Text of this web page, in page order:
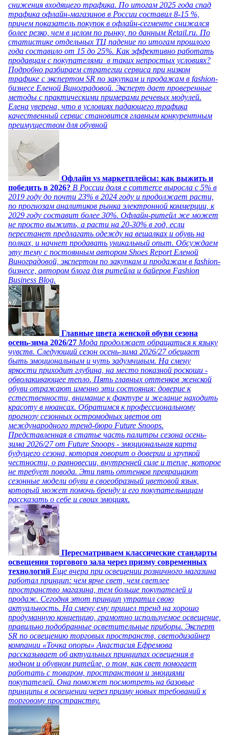
снижения входящего трафика. По итогам 2025 года спад
трафика офлайн-магазинов в России составил 8-15 %,
причем показатель покупок в офлайн-сегменте снижался
более резко, чем в целом по рынку, по данным Retail.ru. По
статистике отдельных ТЦ падение по итогам прошлого
года составило от 15 до 25%. Как эффективно работать
продавцам с покупателями в таких непростых условиях?
Подробно разбираем стратегии сервиса при низком
трафике с экспертом SR по закупкам и продажам в fashion-
бизнесе Еленой Виноградовой. Эксперт дает проверенные
методы с практическими примерами речевых модулей.
Елена уверена, что в условиях падающего трафика
качественный сервис становится главным конкурентным
преимуществом для обувной
Офлайн vs маркетплейсы: как выжить и
победить в 2026? В России доля e commerce выросла с 5% в
2019 году до почти 23% в 2024 году и продолжает расти,
по прогнозам аналитиков рынка электронной коммерции, к
2029 году составит более 30%. Офлайн-ритейл же может
не просто выжить, а расти на 20-30% в год, если
перестанет предлагать одежду на вешалках и обувь на
полках, и начнет продавать уникальный опыт. Обсуждаем
эту тему с постоянным автором Shoes Report Еленой
Виноградовой, экспертом по закупкам и продажам в fashion-
бизнесе, автором блога для ритейла и байеров Fashion
Business Blog.
Главные цвета женской обуви сезона
осень-зима 2026/27 Мода продолжает обращаться к языку
чувств. Следующий сезон осень-зима 2026/27 обещает
быть эмоциональным и чуть задумчивым. На смену
яркости приходит глубина, на место показной роскоши -
обволакивающее тепло. Пять главных оттенков женской
обуви отражают именно эти состояния: доверие к
естественности, внимание к фактуре и желание находить
красоту в нюансах. Обратимся к профессиональному
прогнозу сезонных остромодных цветов от
международного тренд-бюро Future Snoops.
Представленная в статье часть палитры сезона осень-
зима 2026/27 от Future Snoops - эмоциональная карта
будущего сезона, которая говорит о доверии и хрупкой
честности, о равновесии, внутренней силе и тепле, которое
не требует повода. Эти пять оттенков превращают
сезонные модели обуви в своеобразный цветовой язык,
который может помочь бренду и его покупательницам
рассказать о себе и своих эмоциях.
Пересматриваем классические стандарты
освещения торгового зала через призму современных
технологий Еще вчера при освещении розничного магазина
работал принцип: чем ярче свет, чем светлее
пространство магазина, тем больше покупателей и
продаж. Сегодня этот принцип утратил свою
актуальность. На смену ему пришел тренд на хорошо
продуманную концепцию, грамотно используемое освещение,
правильно подобранные осветительные приборы. Эксперт
SR по освещению торговых пространств, светодизайнер
компании «Точка опоры» Анастасия Ефремова
рассказывает об актуальных принципах освещения в
модном и обувном ритейле, о том, как свет помогает
работать с товаром, пространством и эмоциями
покупателей. Она поможет посмотреть на базовые
принципы в освещении через призму новых требований к
торговому пространству.